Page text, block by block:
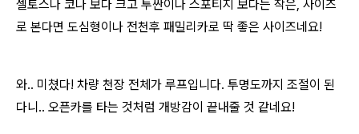
셀토스나 코나 보다 크고 투싼이나 스포티지 보다는 작은, 사이즈
로 본다면 도심형이나 전천후 패밀리카로 딱 좋은 사이즈네요!
와.. 미쳤다! 차량 천장 전체가 루프입니다. 투명도까지 조절이 된
다니.. 오픈카를 타는 것처럼 개방감이 끝내줄 것 같네요!